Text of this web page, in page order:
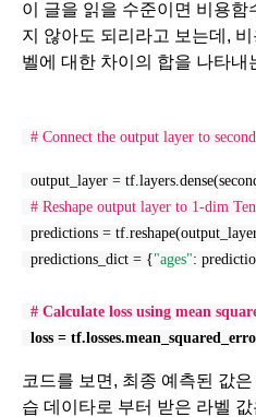
이 글을 읽을 수준이면 비용
지 않아도 되리라고 보는데,
벨에 대한 차이의 합을 나타내
# Connect the output layer to
output_layer =
# Reshape output layer to 1-dim
predictions =
predictions_dict = {"ages":
# Calculate loss using mean
loss =
코드를 보면, 최종 예측된 값
습 데이타로 부터 받은 라벨